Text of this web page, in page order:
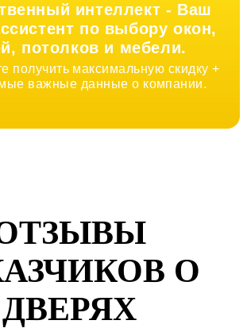
интеллект - Ваш
по выбору окон,
потолков и мебели.
получить максимальную скидку +
важные данные о компании.
О
ДВЕРЯХ